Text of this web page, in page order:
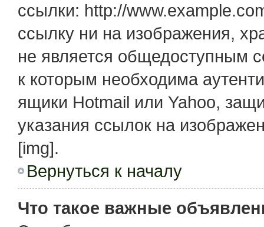
ссылки: http://
ссылку ни на изображения,
не является общедоступным
к которым необходима
ящики Hotmail или Yahoo,
указания ссылок на
[img].
Вернуться к началу
Что такое важные